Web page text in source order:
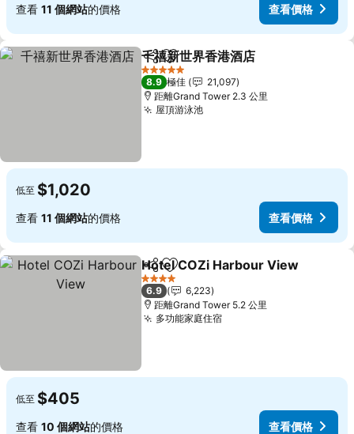
查看 11 個網站的價格 查看價格
分享 放到收藏夾
千禧新世界香港酒店
5 星級
8.9 極佳
21,097
距離Grand Tower 2.3 公里
屋頂游泳池
低至 $1,020
查看 11 個網站的價格 查看價格
分享 放到收藏夾
Hotel COZi Harbour View
4 星級
6.9
6,223
距離Grand Tower 5.2 公里
多功能家庭住宿
低至 $405
查看 10 個網站的價格 查看價格